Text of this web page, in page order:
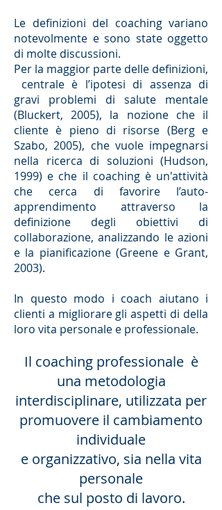
Le definizioni del coaching variano
notevolmente e sono state oggetto
di molte discussioni.
Per la maggior parte delle definizioni,
centrale è l’ipotesi di assenza di
gravi problemi di salute mentale
(Bluckert, 2005), la nozione che il
cliente è pieno di risorse (Berg e
Szabo, 2005), che vuole impegnarsi
nella ricerca di soluzioni (Hudson,
1999) e che il coaching è un'attività
che cerca di favorire l’auto-
apprendimento attraverso la
definizione degli obiettivi di
collaborazione, analizzando le azioni
e la pianificazione (Greene e Grant,
2003).
In questo modo i coach aiutano i
clienti a migliorare gli aspetti di della
loro vita personale e professionale.
Il coaching professionale è
una metodologia
interdisciplinare, utilizzata per
promuovere il cambiamento
individuale
e organizzativo, sia nella vita
personale
che sul posto di lavoro.